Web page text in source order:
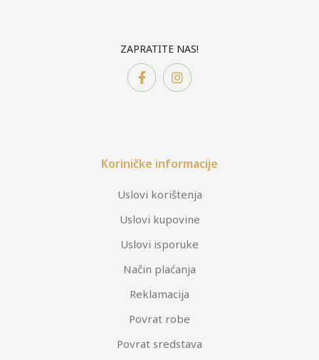
ZAPRATITE NAS!
Koriničke informacije
Uslovi korištenja
Uslovi kupovine
Uslovi isporuke
Način plaćanja
Reklamacija
Povrat robe
Povrat sredstava